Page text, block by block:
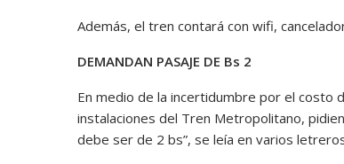
Además, el tren contará con wifi,
DEMANDAN PASAJE DE Bs 2
En medio de la incertidumbre por el costo
instalaciones del Tren Metropolitano,
debe ser de 2 bs”, se leía en varios